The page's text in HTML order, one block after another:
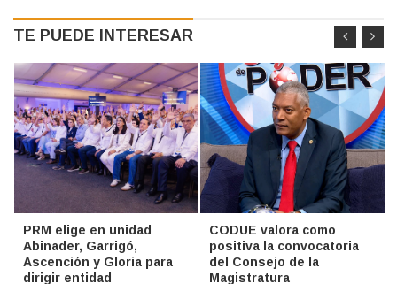
TE PUEDE INTERESAR
PRM elige en unidad
Abinader, Garrigó,
Ascención y Gloria para
dirigir entidad
CODUE valora como
positiva la convocatoria
del Consejo de la
Magistratura